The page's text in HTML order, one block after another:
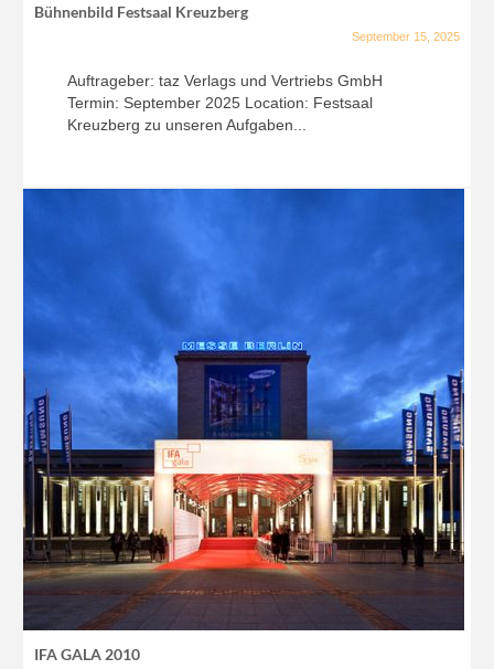
Bühnenbild Festsaal Kreuzberg
September 15, 2025
Auftrageber: taz Verlags und Vertriebs GmbH
Termin: September 2025 Location: Festsaal
Kreuzberg zu unseren Aufgaben...
IFA GALA 2010